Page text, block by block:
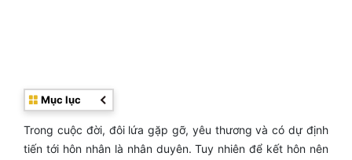
Mục lục
Trong cuộc đời, đôi lứa gặp gỡ, yêu thương và có dự định
tiến tới hôn nhân là nhân duyên. Tuy nhiên để kết hôn nên